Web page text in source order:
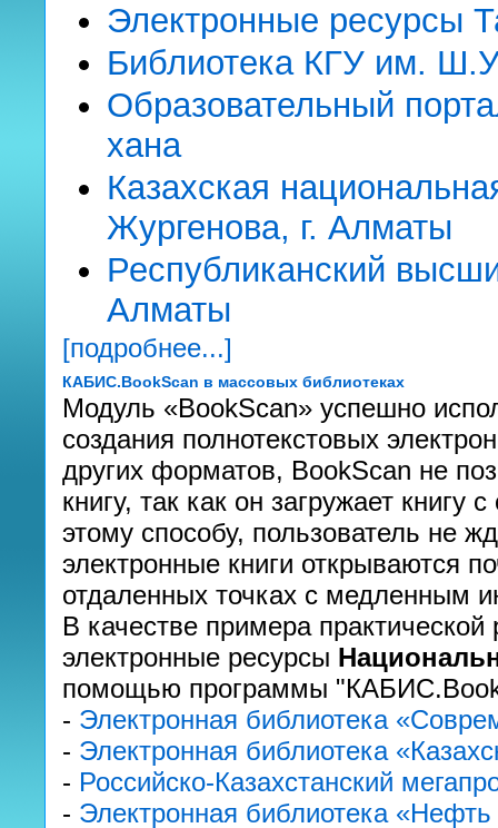
Электронные ресурсы
Библиотека КГУ им.
Образовательный
хана
Казахская
Жургенова, г. Алматы
Республиканский
Алматы
[подробнее...]
КАБИС.BookScan в массовых библиотеках
Модуль «BookScan» успешно
создания полнотекстовых
других форматов, BookScan не
книгу, так как он загружает книгу
этому способу, пользователь не
электронные книги открываются
отдаленных точках с медленным
В качестве примера
электронные ресурсы
помощью программы
- Электронная библиотека
- Электронная библиотека
- Российско-Казахстанский
- Электронная библиотека «Нефть